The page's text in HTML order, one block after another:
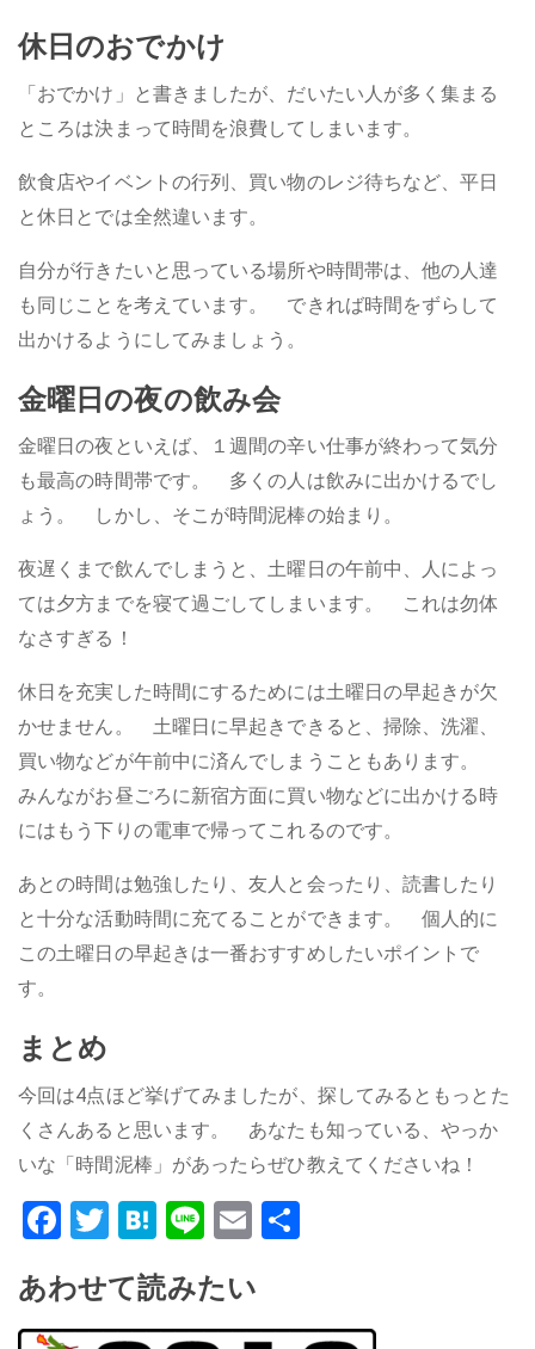
休日のおでかけ
「おでかけ」と書きましたが、だいたい人が多く集まる
ところは決まって時間を浪費してしまいます。
飲食店やイベントの行列、買い物のレジ待ちなど、平日
と休日とでは全然違います。
自分が行きたいと思っている場所や時間帯は、他の人達
も同じことを考えています。 できれば時間をずらして
出かけるようにしてみましょう。
金曜日の夜の飲み会
金曜日の夜といえば、１週間の辛い仕事が終わって気分
も最高の時間帯です。 多くの人は飲みに出かけるでし
ょう。 しかし、そこが時間泥棒の始まり。
夜遅くまで飲んでしまうと、土曜日の午前中、人によっ
ては夕方までを寝て過ごしてしまいます。 これは勿体
なさすぎる！
休日を充実した時間にするためには土曜日の早起きが欠
かせません。 土曜日に早起きできると、掃除、洗濯、
買い物などが午前中に済んでしまうこともあります。
みんながお昼ごろに新宿方面に買い物などに出かける時
にはもう下りの電車で帰ってこれるのです。
あとの時間は勉強したり、友人と会ったり、読書したり
と十分な活動時間に充てることができます。 個人的に
この土曜日の早起きは一番おすすめしたいポイントで
す。
まとめ
今回は4点ほど挙げてみましたが、探してみるともっとた
くさんあると思います。 あなたも知っている、やっか
いな「時間泥棒」があったらぜひ教えてくださいね！
Facebook
Twitter
Hatena
LineEmail
あわせて読みたい